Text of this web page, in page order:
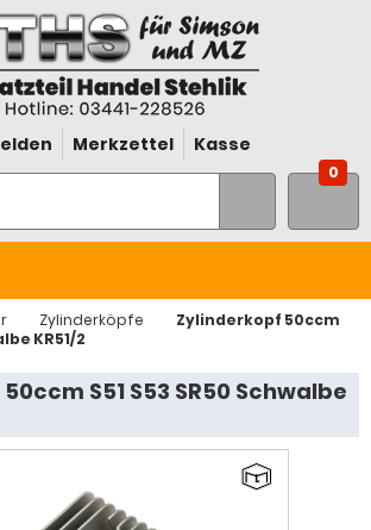
Merkzettel Kasse
0
Zylinderköpfe
Zylinderkopf 50ccm
KR51/2
S51 S53 SR50 Schwalbe